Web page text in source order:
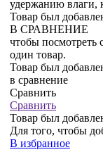
удержанию влаги,
Товар был
В СРАВНЕНИЕ
чтобы посмотреть
один товар.
Товар был
в сравнение
Сравнить
Сравнить
Товар был
Для того, чтобы
В избранное